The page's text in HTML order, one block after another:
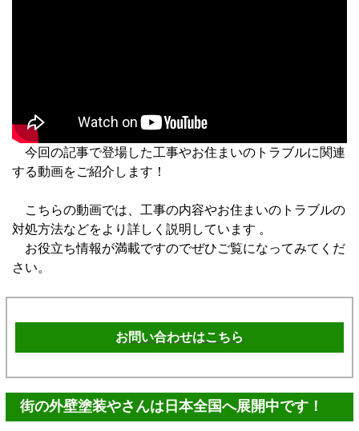
今回の記事で登場した工事やお住まいのトラブルに関連
する動画をご紹介します！
こちらの動画では、工事の内容やお住まいのトラブルの
対処方法などをより詳しく説明しています 。
お役立ち情報が満載ですのでぜひご覧になってみてくだ
さい。
お問い合わせはこちら
街の外壁塗装やさんは日本全国へ展開中です！